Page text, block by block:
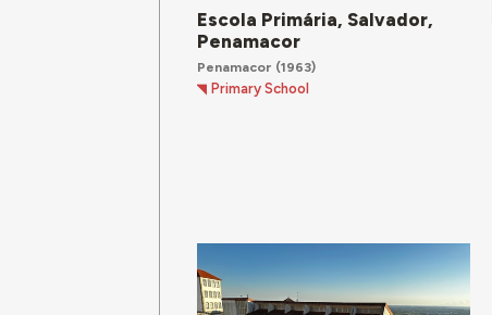
Escola Primária, Salvador,
Penamacor
Penamacor (1963)
Primary School